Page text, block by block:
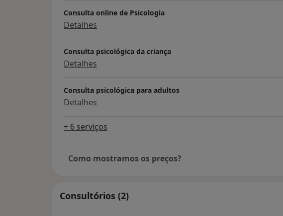
Consulta online de Psicologia
Detalhes
Consulta psicológica da criança
Detalhes
Consulta psicológica para adultos
Detalhes
+ 6 serviços
Como mostramos os preços?
Consultórios (2)